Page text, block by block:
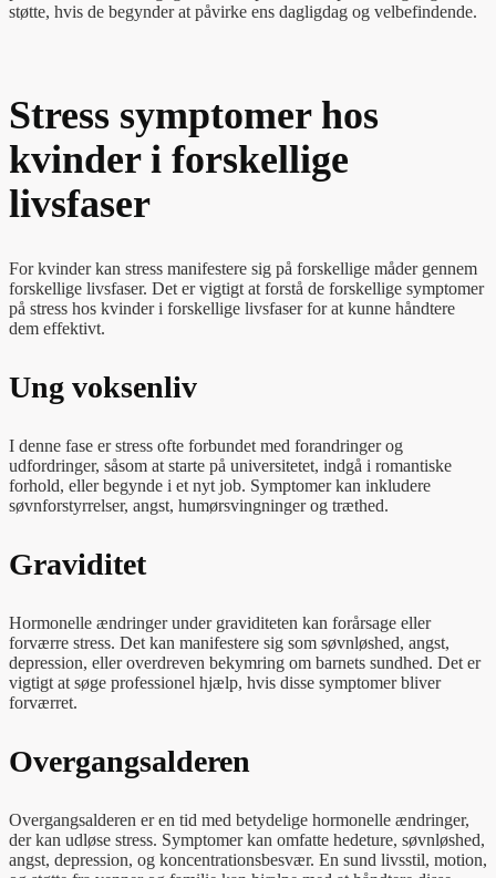
støtte, hvis de begynder at påvirke ens dagligdag og velbefindende.
Stress symptomer hos
kvinder i forskellige
livsfaser
For kvinder kan stress manifestere sig på forskellige måder gennem
forskellige livsfaser. Det er vigtigt at forstå de forskellige symptomer
på stress hos kvinder i forskellige livsfaser for at kunne håndtere
dem effektivt.
Ung voksenliv
I denne fase er stress ofte forbundet med forandringer og
udfordringer, såsom at starte på universitetet, indgå i romantiske
forhold, eller begynde i et nyt job. Symptomer kan inkludere
søvnforstyrrelser, angst, humørsvingninger og træthed.
Graviditet
Hormonelle ændringer under graviditeten kan forårsage eller
forværre stress. Det kan manifestere sig som søvnløshed, angst,
depression, eller overdreven bekymring om barnets sundhed. Det er
vigtigt at søge professionel hjælp, hvis disse symptomer bliver
forværret.
Overgangsalderen
Overgangsalderen er en tid med betydelige hormonelle ændringer,
der kan udløse stress. Symptomer kan omfatte hedeture, søvnløshed,
angst, depression, og koncentrationsbesvær. En sund livsstil, motion,